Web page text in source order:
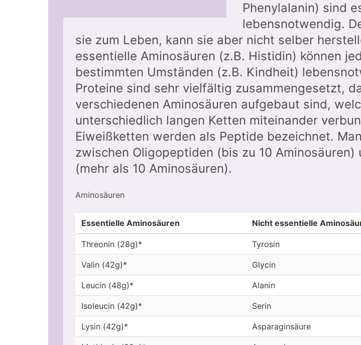
Phenylalanin) sind
lebensnotwendig.
sie zum Leben, kann sie aber nicht selber
essentielle Aminosäuren (z.B. Histidin) können
bestimmten Umständen (z.B. Kindheit)
Proteine sind sehr vielfältig zusammengesetzt,
verschiedenen Aminosäuren aufgebaut sind,
unterschiedlich langen Ketten miteinander
Eiweißketten werden als Peptide bezeichnet.
zwischen Oligopeptiden (bis zu 10 Aminosäuren)
(mehr als 10 Aminosäuren).
Aminosäuren
Essentielle Aminosäuren Nicht essentielle
Threonin (28g)* Tyrosin
Valin (42g)* Glycin
Leucin (48g)* Alanin
Isoleucin (42g)* Serin
Lysin (42g)* Asparaginsäure